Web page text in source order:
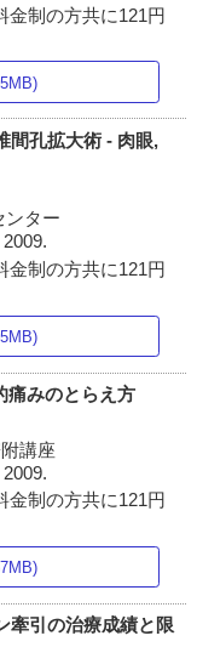
金制の方共に121円
間孔拡大術 - 肉眼,
ンター
金制の方共に121円
痛みのとらえ方
講座
金制の方共に121円
牽引の治療成績と限